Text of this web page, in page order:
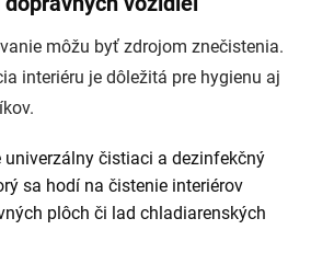
môžu byť zdrojom znečistenia.
interiéru je dôležitá pre hygienu aj
univerzálny čistiaci a dezinfekčný
sa hodí na čistenie interiérov
plôch či lad chladiarenských